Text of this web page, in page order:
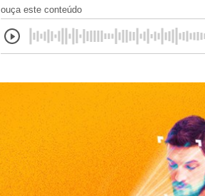
ouça este conteúdo